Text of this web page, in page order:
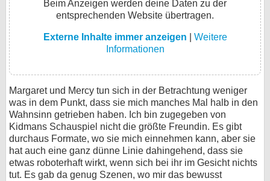
Beim Anzeigen werden deine Daten zu der
entsprechenden Website übertragen.
Externe Inhalte immer anzeigen
Weitere
Informationen
Margaret und Mercy tun sich in der Betrachtung weniger
was in dem Punkt, dass sie mich manches Mal halb in den
Wahnsinn getrieben haben. Ich bin zugegeben von
Kidmans Schauspiel nicht die größte Freundin. Es gibt
durchaus Formate, wo sie mich einnehmen kann, aber sie
hat auch eine ganz dünne Linie dahingehend, dass sie
etwas roboterhaft wirkt, wenn sich bei ihr im Gesicht nichts
tut. Es gab da genug Szenen, wo mir das bewusst